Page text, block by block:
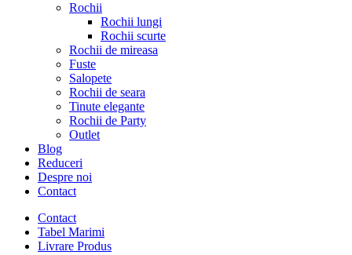
Rochii
Rochii lungi
Rochii scurte
Rochii de mireasa
Fuste
Salopete
Rochii de seara
Tinute elegante
Rochii de Party
Outlet
Blog
Reduceri
Despre noi
Contact
Contact
Tabel Marimi
Livrare Produs